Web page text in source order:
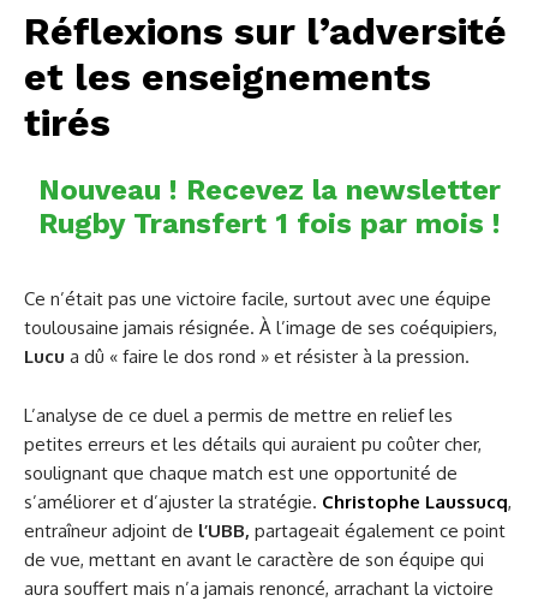
Réflexions sur l’adversité
et les enseignements
tirés
Nouveau ! Recevez la newsletter
Rugby Transfert 1 fois par mois !
Ce n’était pas une victoire facile, surtout avec une équipe
toulousaine jamais résignée. À l’image de ses coéquipiers,
Lucu a dû « faire le dos rond » et résister à la pression.
L’analyse de ce duel a permis de mettre en relief les
petites erreurs et les détails qui auraient pu coûter cher,
soulignant que chaque match est une opportunité de
s’améliorer et d’ajuster la stratégie. Christophe Laussucq,
entraîneur adjoint de l’UBB, partageait également ce point
de vue, mettant en avant le caractère de son équipe qui
aura souffert mais n’a jamais renoncé, arrachant la victoire